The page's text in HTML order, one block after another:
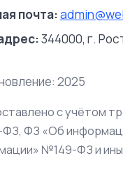
почта:
344000, г.
2025
с учётом
ФЗ «Об
№149-ФЗ и